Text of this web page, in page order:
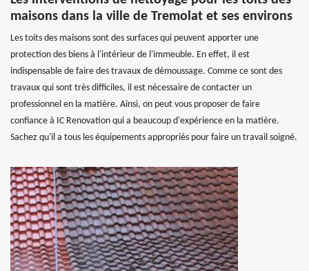
maisons dans la ville de Tremolat et ses environs
Les toits des maisons sont des surfaces qui peuvent apporter une
protection des biens à l'intérieur de l'immeuble. En effet, il est
indispensable de faire des travaux de démoussage. Comme ce sont des
travaux qui sont très difficiles, il est nécessaire de contacter un
professionnel en la matière. Ainsi, on peut vous proposer de faire
confiance à IC Renovation qui a beaucoup d'expérience en la matière.
Sachez qu'il a tous les équipements appropriés pour faire un travail soigné.